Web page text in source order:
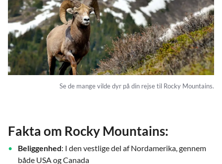
Se de mange vilde dyr på din rejse til Rocky Mountains.
Fakta om Rocky Mountains:
Beliggenhed: I den vestlige del af Nordamerika, gennem
både USA og Canada